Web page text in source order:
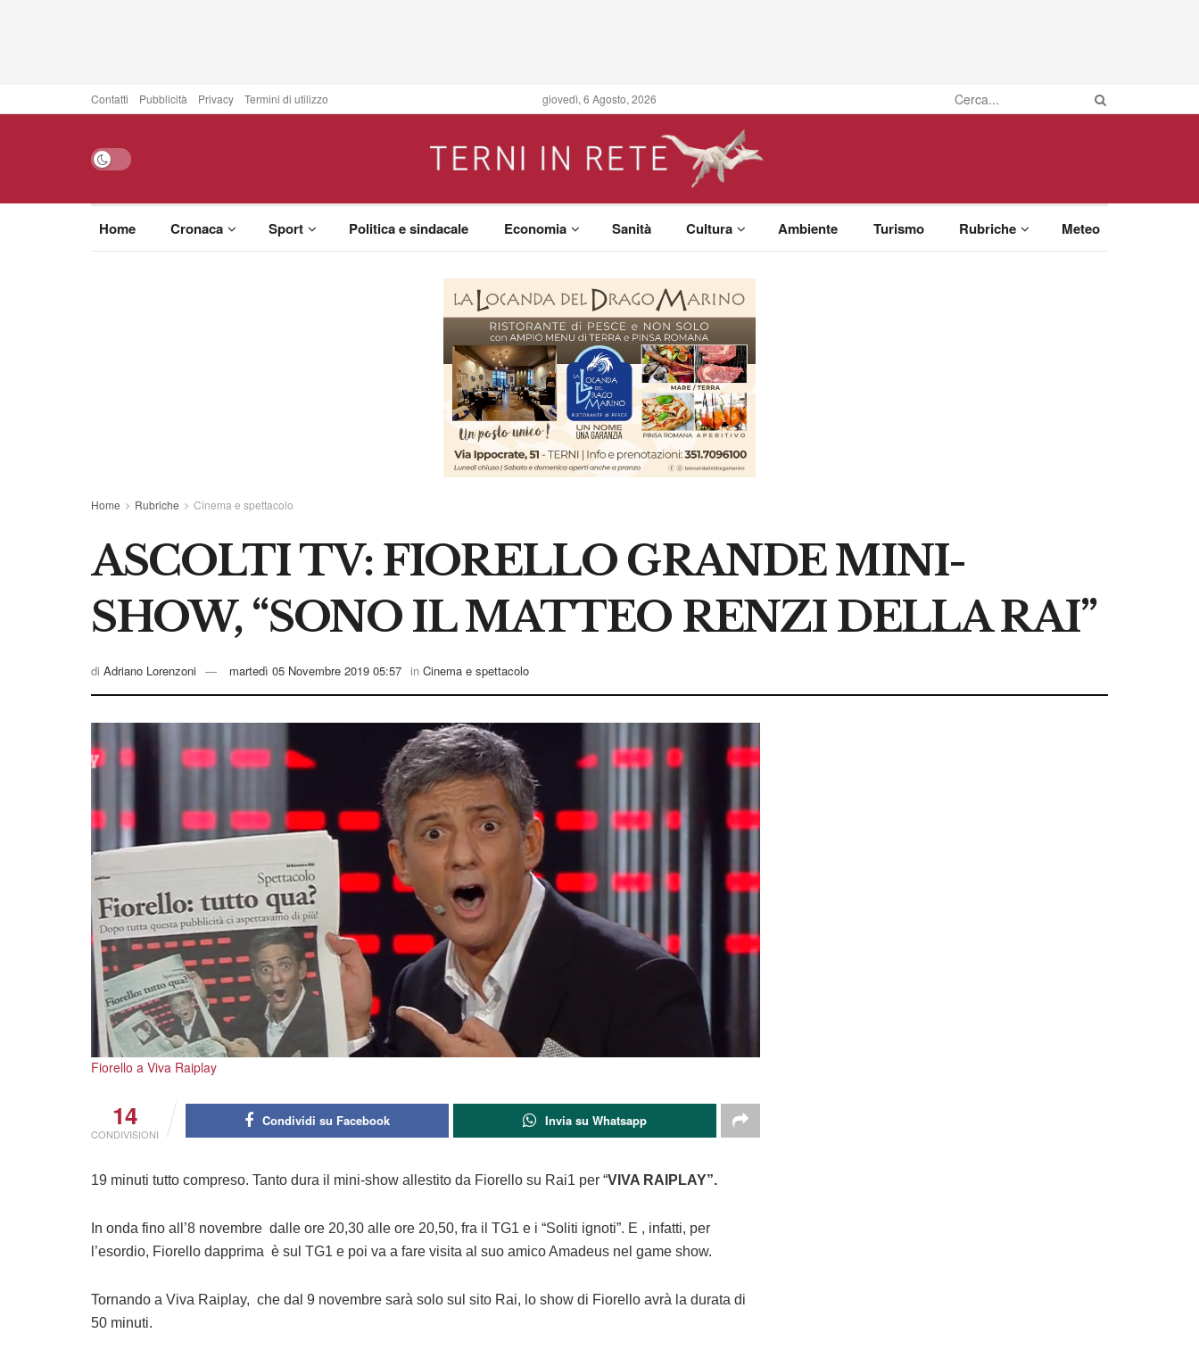
Contatti Pubblicità Privacy Termini di utilizzo giovedì, 6 Agosto, 2026
Home Cronaca Sport Politica e sindacale Economia Sanità Cultura Ambiente Turismo Rubriche Meteo
Home Rubriche Cinema e spettacolo
ASCOLTI TV: FIORELLO GRANDE MINI-
SHOW, “SONO IL MATTEO RENZI DELLA RAI”
di Adriano Lorenzoni martedì 05 Novembre 2019 05:57 in Cinema e spettacolo
Fiorello a Viva Raiplay
14
CONDIVISIONI
Condividi su Facebook Invia su Whatsapp
19 minuti tutto compreso. Tanto dura il mini-show allestito da Fiorello su Rai1 per “VIVA RAIPLAY”.
In onda fino all’8 novembre dalle ore 20,30 alle ore 20,50, fra il TG1 e i “Soliti ignoti”. E , infatti, per
l’esordio, Fiorello dapprima è sul TG1 e poi va a fare visita al suo amico Amadeus nel game show.
Tornando a Viva Raiplay, che dal 9 novembre sarà solo sul sito Rai, lo show di Fiorello avrà la durata di
50 minuti.